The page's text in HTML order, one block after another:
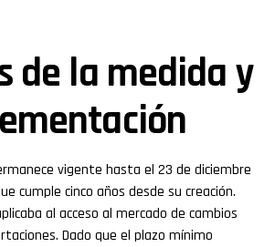
de la medida y
vigente hasta el 23 de diciembre
cumple cinco años desde su creación.
al acceso al mercado de cambios
Dado que el plazo mínimo